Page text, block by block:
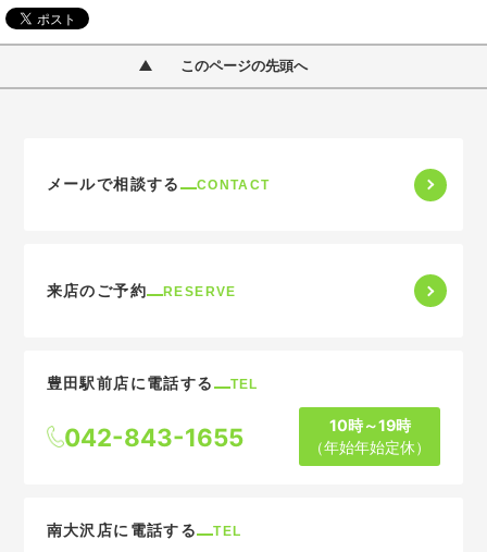
このページの先頭へ
メールで相談する CONTACT
来店のご予約 RESERVE
豊田駅前店に電話する TEL
042-843-1655
10時～19時
（年始年始定休）
南大沢店に電話する TEL